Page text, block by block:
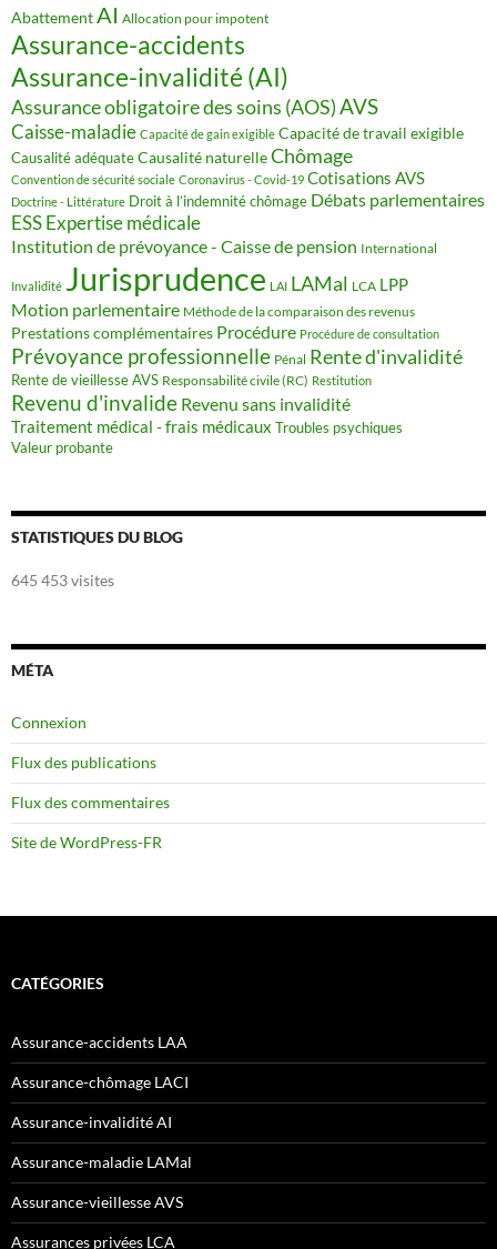
AbattementAI Allocation pour impotent
Assurance-accidents
Assurance-invalidité (AI)
Assurance obligatoire des soins (AOS)AVS
Caisse-maladie Capacité de gain exigible Capacité de travail exigible
Causalité adéquate Causalité naturelleChômage
Convention de sécurité sociale Coronavirus - Covid-19 Cotisations AVS
Doctrine - Littérature Droit à l’indemnité chômage Débats parlementaires
ESSExpertise médicale
Institution de prévoyance - Caisse de pension International
Invalidité Jurisprudence LAI LAMal LCA LPP
Motion parlementaire Méthode de la comparaison des revenus
Prestations complémentaires Procédure Procédure de consultation
Prévoyance professionnelle Pénal Rente d'invalidité
Rente de vieillesse AVS Responsabilité civile (RC) Restitution
Revenu d'invalide Revenu sans invalidité
Traitement médical - frais médicaux Troubles psychiques
Valeur probante
STATISTIQUES DU BLOG
645 453 visites
MÉTA
Connexion
Flux des publications
Flux des commentaires
Site de WordPress-FR
CATÉGORIES
Assurance-accidents LAA
Assurance-chômage LACI
Assurance-invalidité AI
Assurance-maladie LAMal
Assurance-vieillesse AVS
Assurances privées LCA